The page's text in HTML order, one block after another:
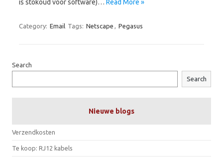
is stokoud voor software)… Read More »
Category: Email Tags: Netscape , Pegasus
Search
Search
Nieuwe blogs
Verzendkosten
Te koop: RJ12 kabels